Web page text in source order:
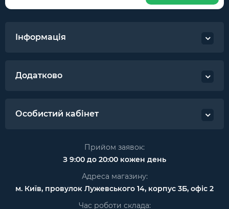
Інформація
Додатково
Особистий кабінет
Прийом заявок:
З 9:00 до 20:00 кожен день
Адреса магазину:
м. Київ, провулок Лужевського 14, корпус 3Б, офіс 2
Час роботи склада: